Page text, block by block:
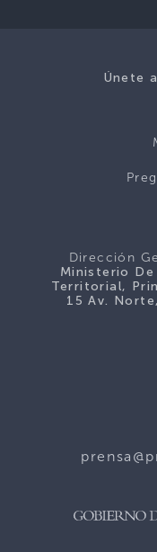
Únete
Dirección
Ministerio
Territorial,
15 Av.